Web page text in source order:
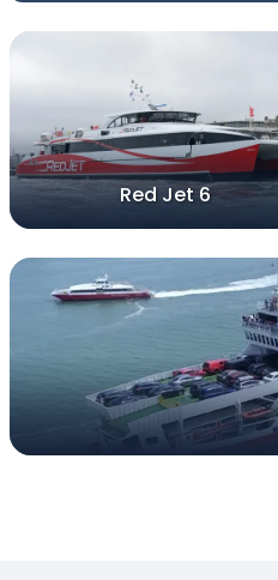
Red Jet 6